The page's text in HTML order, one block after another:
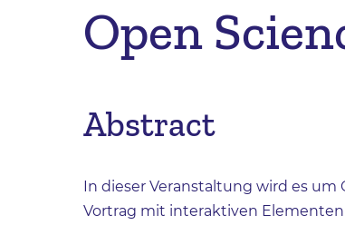
Open
Abstract
In dieser Veranstaltung wird es um
Vortrag mit interaktiven